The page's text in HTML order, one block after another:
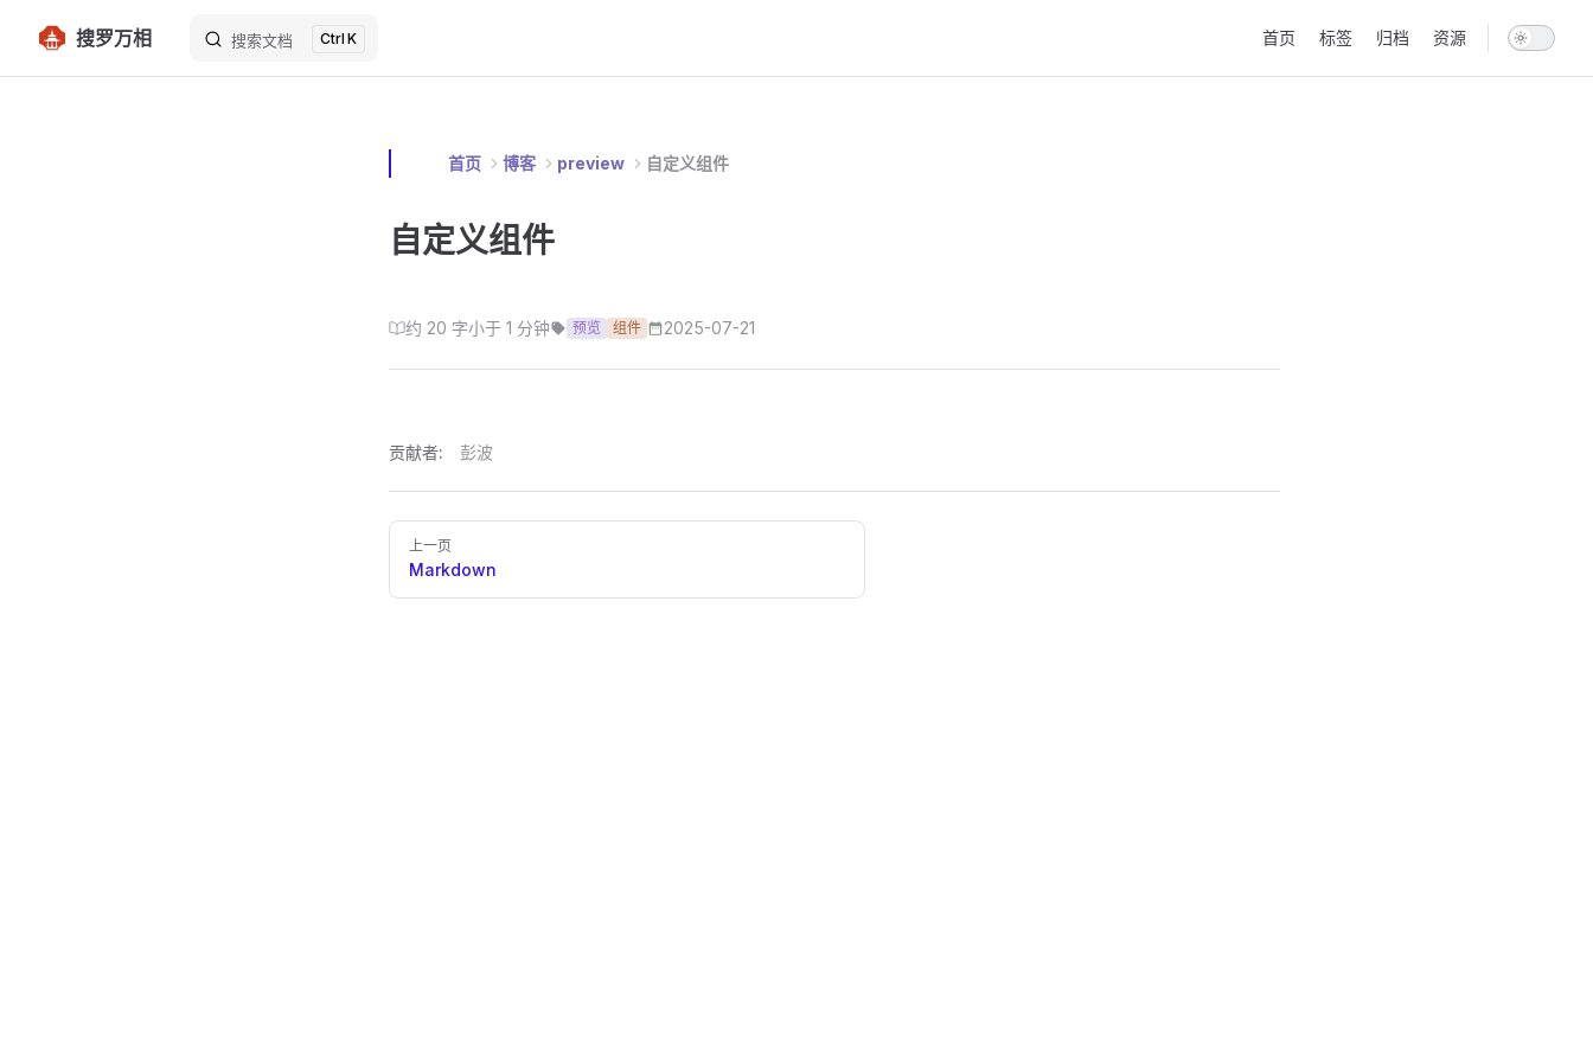
Skip to content
搜罗万相 搜索文档 K 首页 标签 归档 资源
首页 博客 preview 自定义组件
自定义组件
约 20 字小于 1 分钟 预览 组件 2025-07-21
贡献者: 彭波
上一页
Markdown